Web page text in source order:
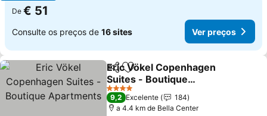
De € 51
Consulte os preços de 16 sites Ver preços
PartilharAdicionar aos favoritos
Eric Vökel Copenhagen
Suites - Boutique
Apartments
4 Estrelas
9,2 Excelente
184
a 4.4 km de Bella Center